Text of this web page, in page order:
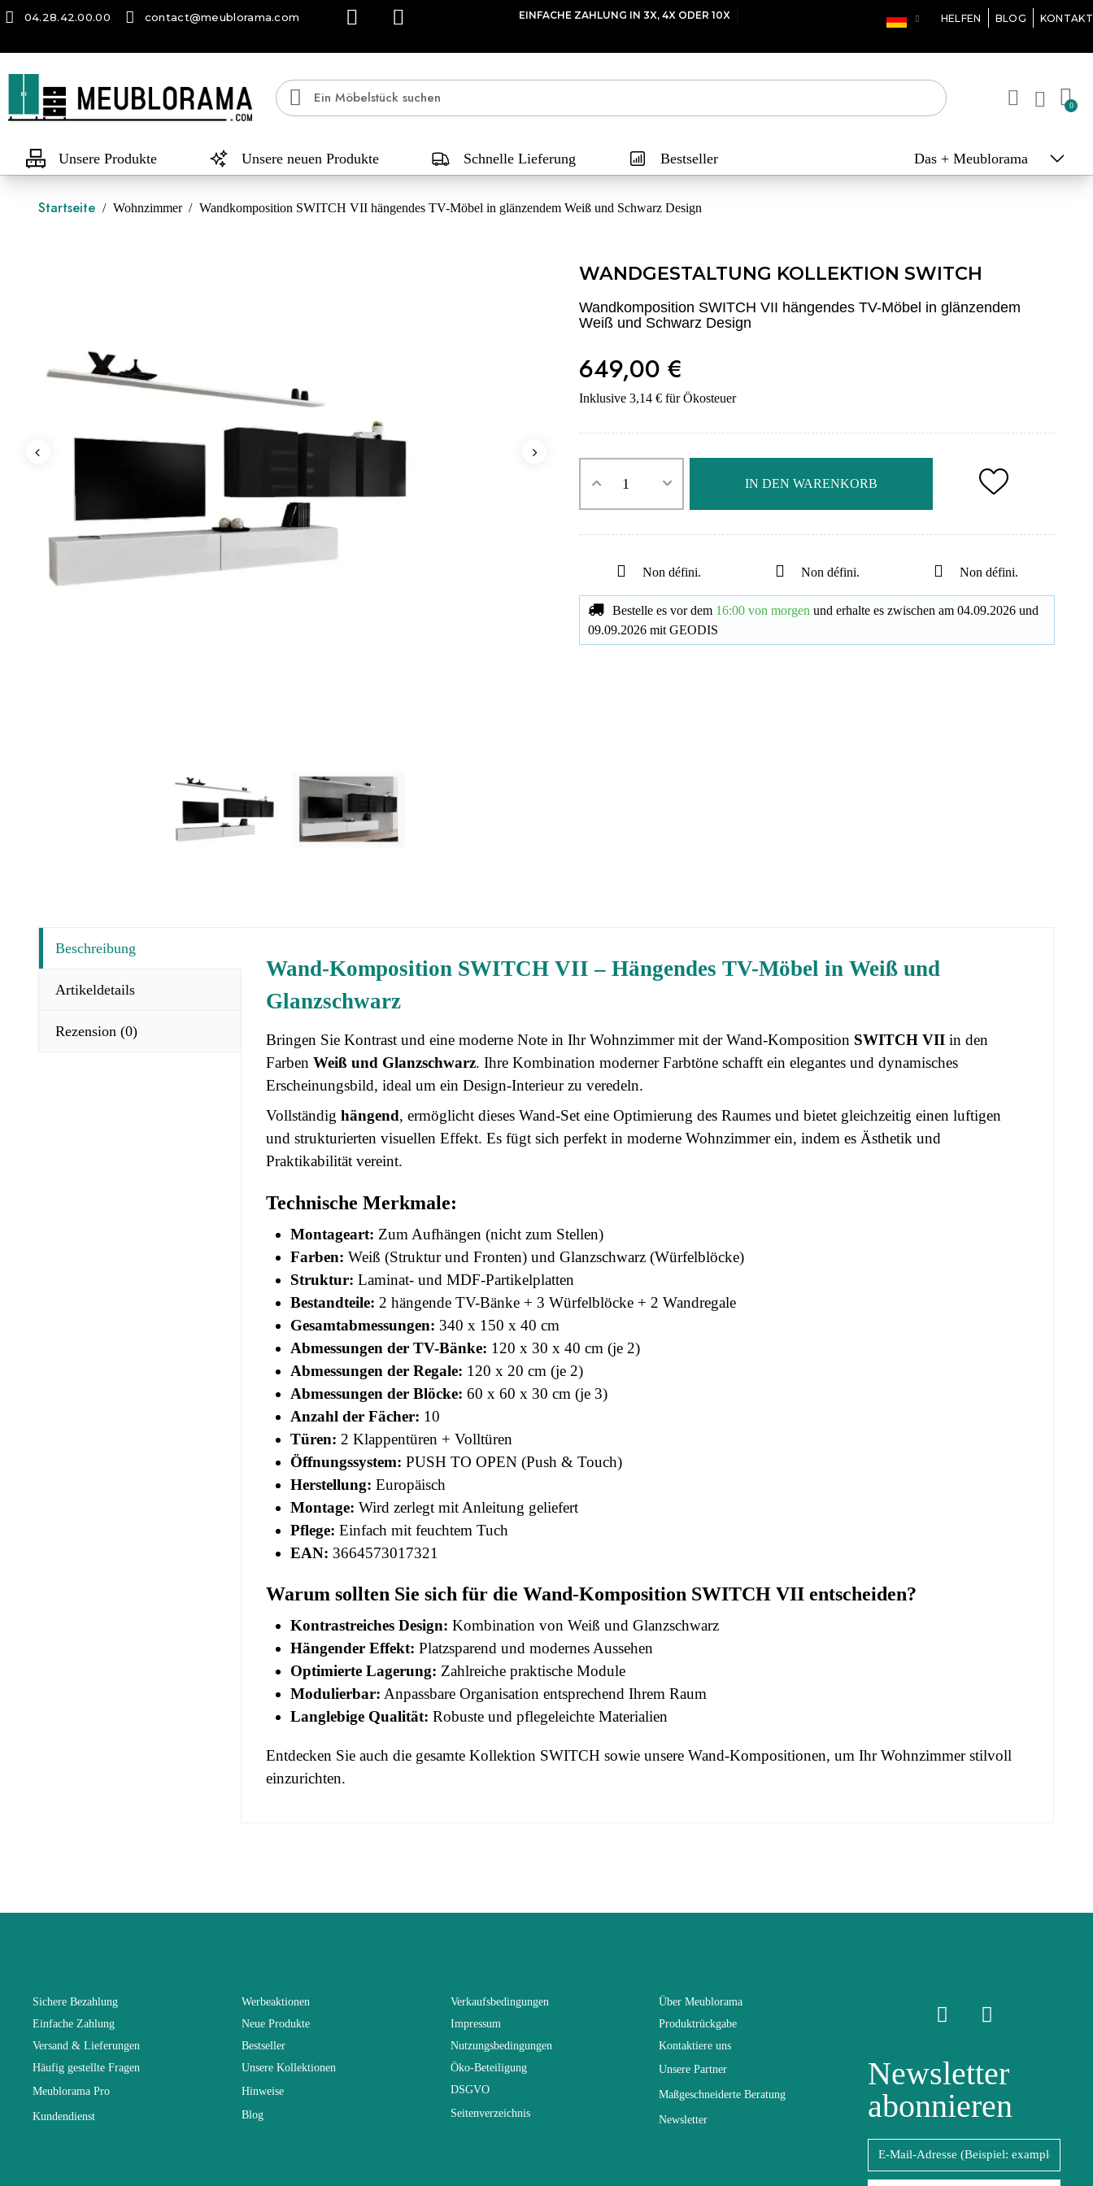
04.28.42.00.00 contact@meublorama.com EINFACHE ZAHLUNG IN 3X, 4X ODER 10X HELFEN BLOG KONTAKT
Unsere Produkte Unsere neuen Produkte Schnelle Lieferung Bestseller Das + Meublorama
Startseite Wohnzimmer Wandkomposition SWITCH VII hängendes TV-Möbel in glänzendem Weiß und Schwarz Design
WANDGESTALTUNG KOLLEKTION SWITCH
Wandkomposition SWITCH VII hängendes TV-Möbel in glänzendem
Weiß und Schwarz Design
649,00 €
Inklusive 3,14 € für Ökosteuer
IN DEN WARENKORB
Non défini. Non défini. Non défini.
Bestelle es vor dem 16:00 von morgen und erhalte es zwischen am 04.09.2026 und
09.09.2026 mit GEODIS
Beschreibung
Artikeldetails
Rezension (0)
Wand-Komposition SWITCH VII – Hängendes TV-Möbel in Weiß und
Glanzschwarz
Bringen Sie Kontrast und eine moderne Note in Ihr Wohnzimmer mit der Wand-Komposition SWITCH VII in den
Farben Weiß und Glanzschwarz. Ihre Kombination moderner Farbtöne schafft ein elegantes und dynamisches
Erscheinungsbild, ideal um ein Design-Interieur zu veredeln.
Vollständig hängend, ermöglicht dieses Wand-Set eine Optimierung des Raumes und bietet gleichzeitig einen luftigen
und strukturierten visuellen Effekt. Es fügt sich perfekt in moderne Wohnzimmer ein, indem es Ästhetik und
Praktikabilität vereint.
Technische Merkmale:
Montageart: Zum Aufhängen (nicht zum Stellen)
Farben: Weiß (Struktur und Fronten) und Glanzschwarz (Würfelblöcke)
Struktur: Laminat- und MDF-Partikelplatten
Bestandteile: 2 hängende TV-Bänke + 3 Würfelblöcke + 2 Wandregale
Gesamtabmessungen: 340 x 150 x 40 cm
Abmessungen der TV-Bänke: 120 x 30 x 40 cm (je 2)
Abmessungen der Regale: 120 x 20 cm (je 2)
Abmessungen der Blöcke: 60 x 60 x 30 cm (je 3)
Anzahl der Fächer: 10
Türen: 2 Klappentüren + Volltüren
Öffnungssystem: PUSH TO OPEN (Push & Touch)
Herstellung: Europäisch
Montage: Wird zerlegt mit Anleitung geliefert
Pflege: Einfach mit feuchtem Tuch
EAN: 3664573017321
Warum sollten Sie sich für die Wand-Komposition SWITCH VII entscheiden?
Kontrastreiches Design: Kombination von Weiß und Glanzschwarz
Hängender Effekt: Platzsparend und modernes Aussehen
Optimierte Lagerung: Zahlreiche praktische Module
Modulierbar: Anpassbare Organisation entsprechend Ihrem Raum
Langlebige Qualität: Robuste und pflegeleichte Materialien
Entdecken Sie auch die gesamte Kollektion SWITCH sowie unsere Wand-Kompositionen, um Ihr Wohnzimmer stilvoll
einzurichten.
Lieferzeiten (Anz. Tage) 21
Sichere Bezahlung
Einfache Zahlung
Versand & Lieferungen
Häufig gestellte Fragen
Meublorama Pro
Kundendienst
Werbeaktionen
Neue Produkte
Bestseller
Unsere Kollektionen
Hinweise
Blog
Verkaufsbedingungen
Impressum
Nutzungsbedingungen
Öko-Beteiligung
DSGVO
Seitenverzeichnis
Über Meublorama
Produktrückgabe
Kontaktiere uns
Unsere Partner
Maßgeschneiderte Beratung
Newsletter
Newsletter
abonnieren